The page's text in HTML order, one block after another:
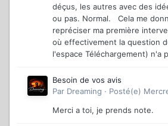
déçus, les autres avec des
ou pas. Normal. Cela me
repréciser ma première
où effectivement la question
l'espace Téléchargement) n'a
Besoin de vos avis
Par Dreaming · Posté(e)
Merci a toi, je prends note.